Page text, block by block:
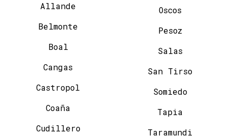
Allande
Belmonte
Boal
Cangas
Castropol
Coaña
Cudillero
Oscos
Pesoz
Salas
San Tirso
Somiedo
Tapia
Taramundi